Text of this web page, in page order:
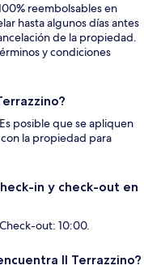
reembolsables en
hasta algunos días antes
de la propiedad.
y condiciones
posible que se apliquen
la propiedad para
in y check-out en
out: 10:00.
Il Terrazzino?